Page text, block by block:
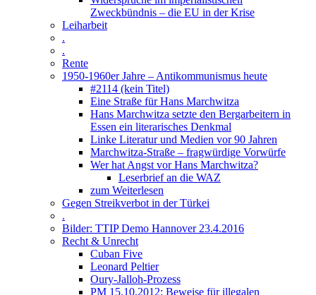
Zweckbündnis – die EU in der Krise
Leiharbeit
.
.
Rente
1950-1960er Jahre – Antikommunismus heute
#2114 (kein Titel)
Eine Straße für Hans Marchwitza
Hans Marchwitza setzte den Bergarbeitern in
Essen ein literarisches Denkmal
Linke Literatur und Medien vor 90 Jahren
Marchwitza-Straße – fragwürdige Vorwürfe
Wer hat Angst vor Hans Marchwitza?
Leserbrief an die WAZ
zum Weiterlesen
Gegen Streikverbot in der Türkei
.
Bilder: TTIP Demo Hannover 23.4.2016
Recht & Unrecht
Cuban Five
Leonard Peltier
Oury-Jalloh-Prozess
PM 15.10.2012: Beweise für illegalen